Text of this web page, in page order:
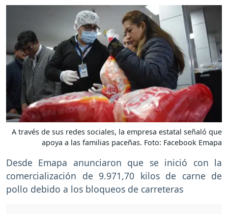
A través de sus redes sociales, la empresa estatal señaló que
apoya a las familias paceñas. Foto: Facebook Emapa
Desde Emapa anunciaron que se inició con la
comercialización de 9.971,70 kilos de carne de
pollo debido a los bloqueos de carreteras